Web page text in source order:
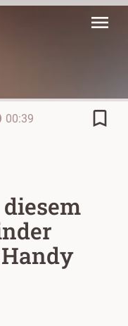
menu
00:39 bookmark_border